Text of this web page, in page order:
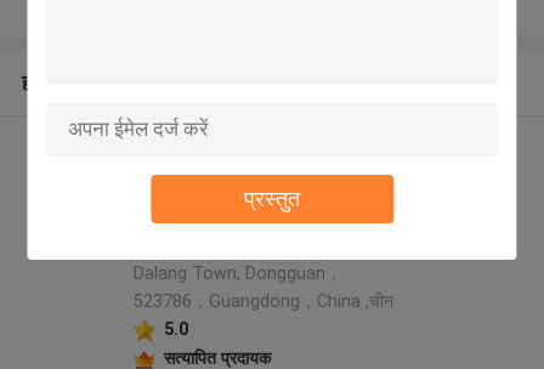
प्रस्तुत
हमारे बारे में
निर्माता प्रोफ़ाइल
Address: 5th Floor, Building 6,
Dalang Town, Dongguan，
523786，Guangdong，China ,चीन
5.0
सत्यापित प्रदायक